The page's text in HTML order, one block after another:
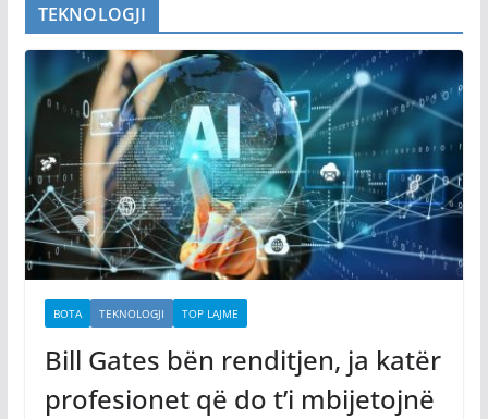
TEKNOLOGJI
BOTA TEKNOLOGJI TOP LAJME
Bill Gates bën renditjen, ja katër
profesionet që do t’i mbijetojnë